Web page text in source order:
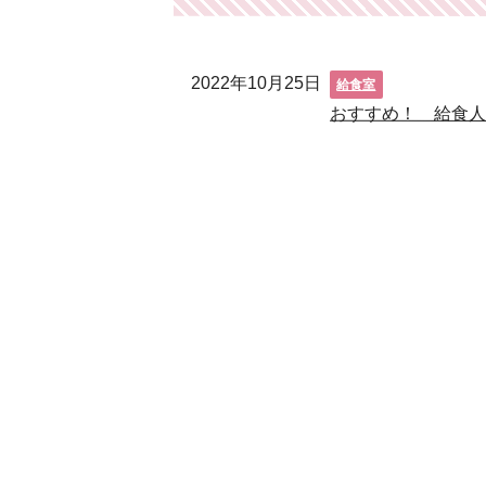
2022年10月25日 給食室
おすすめ！ 給食